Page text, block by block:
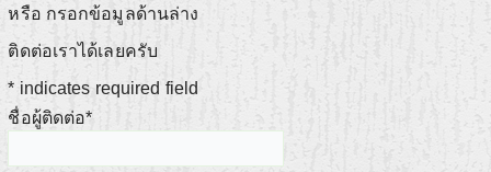
หรือ กรอกข้อมูลด้านล่าง
ติดต่อเราได้เลยครับ
* indicates required field
ชื่อผู้ติดต่อ*